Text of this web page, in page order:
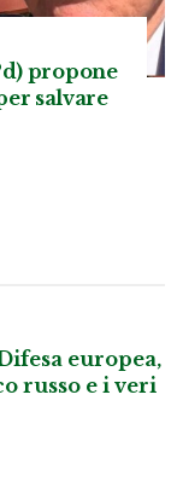
propone
salvare
europea,
russo e i veri